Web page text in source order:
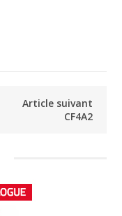
Article suivant
CF4A2